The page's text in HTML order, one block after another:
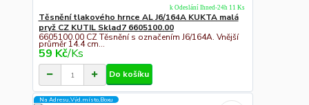
Těsnění tlakového hrnce AL J6/164A KUKTA malá
pryž CZ KUTIL Sklad7 6605100.00
6605100.00 CZ Těsnění s označením J6/164A. Vnější
průměr 14.4 cm...
59 Kč/Ks
k Odeslání Ihned-24h 11 Ks
Do košíku
Na Adresu,Výd.místo,Boxu